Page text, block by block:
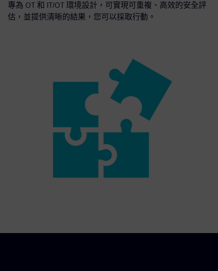
專為 OT 和 IT/OT 環境設計，可實現可重複、高效的安全評
估，並提供清晰的結果，您可以採取行動。